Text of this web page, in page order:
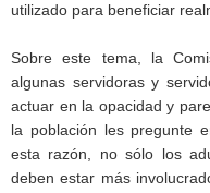
utilizado para beneficiar
Sobre este tema, la
algunas servidoras y
actuar en la opacidad y
la población les pregunte
esta razón, no sólo los
deben estar más